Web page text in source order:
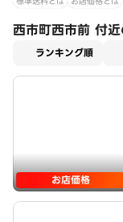
西市町西市前 付
ランキング順
お店価格